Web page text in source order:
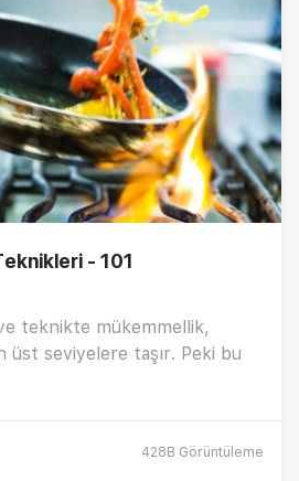
- 101
teknikte mükemmellik,
üst seviyelere taşır. Peki bu
428B Görüntüleme